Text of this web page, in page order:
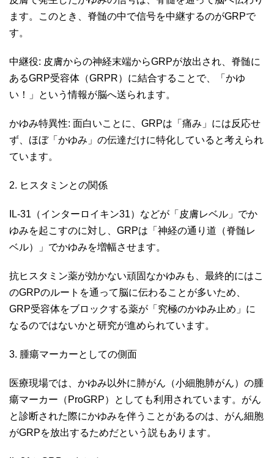
ます。このとき、脊髄の中で信号を中継するのがGRPで
す。
中継役: 皮膚からの神経末端からGRPが放出され、脊髄に
あるGRP受容体（GRPR）に結合することで、「かゆ
い！」という情報が脳へ送られます。
かゆみ特異性: 面白いことに、GRPは「痛み」には反応せ
ず、ほぼ「かゆみ」の伝達だけに特化していると考えられ
ています。
2. ヒスタミンとの関係
IL-31（インターロイキン31）などが「皮膚レベル」でか
ゆみを起こすのに対し、GRPは「神経の通り道（脊髄レ
ベル）」でかゆみを増幅させます。
抗ヒスタミン薬が効かない頑固なかゆみも、最終的にはこ
のGRPのルートを通って脳に伝わることが多いため、
GRP受容体をブロックする薬が「究極のかゆみ止め」に
なるのではないかと研究が進められています。
3. 腫瘍マーカーとしての側面
医療現場では、かゆみ以外に肺がん（小細胞肺がん）の腫
瘍マーカー（ProGRP）としても利用されています。がん
と診断された際にかゆみを伴うことがあるのは、がん細胞
がGRPを放出するためだという説もあります。